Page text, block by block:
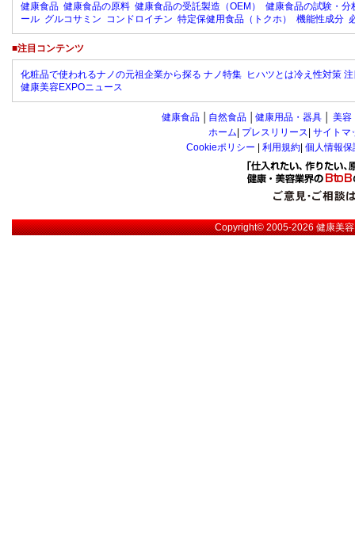
健康食品 健康食品の原料 健康食品の受託製造（OEM）
健康食品の試験・分
ール グルコサミン コンドロイチン 特定保健用食品（トクホ） 機能性成分
■注目コンテンツ
化粧品で使われるナノの元祖企業から探る ナノ特集 ヒハツとは冷え性対策
健康美容EXPOニュース
健康食品 自然食品 健康用品・器具 美容
ホーム プレスリリース サイトマ
Cookieポリシー
利用規約 個人情報
Copyright© 2005-2026健康美